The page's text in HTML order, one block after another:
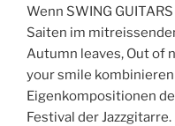
Wenn SWING
Saiten im
Autumn leaves, Out of
your smile
Eigenkompositionen
Festival der